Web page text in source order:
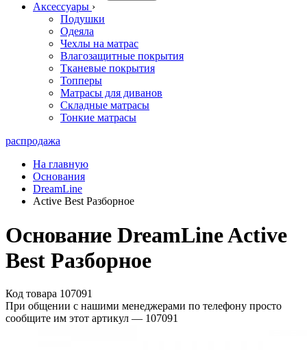
Аксессуары ›
Подушки
Одеяла
Чехлы на матрас
Влагозащитные покрытия
Тканевые покрытия
Топперы
Матрасы для диванов
Складные матрасы
Тонкие матрасы
распродажа
На главную
Основания
DreamLine
Active Best Разборное
Основание DreamLine Active
Best Разборное
Код товара 107091
При общении с нашими менеджерами по телефону просто
сообщите им этот артикул — 107091